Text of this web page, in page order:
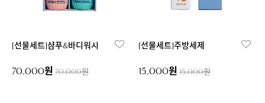
[선물세트]샴푸&바디워시
70,000원 70,000원
[선물세트]주방세제
15,000원 15,000원